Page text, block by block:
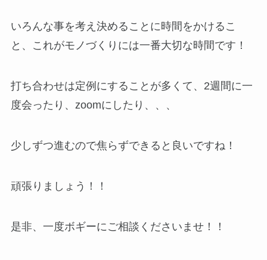
いろんな事を考え決めることに時間をかけるこ
と、これがモノづくりには一番大切な時間です！
打ち合わせは定例にすることが多くて、2週間に一
度会ったり、zoomにしたり、、、
少しずつ進むので焦らずできると良いですね！
頑張りましょう！！
是非、一度ボギーにご相談くださいませ！！